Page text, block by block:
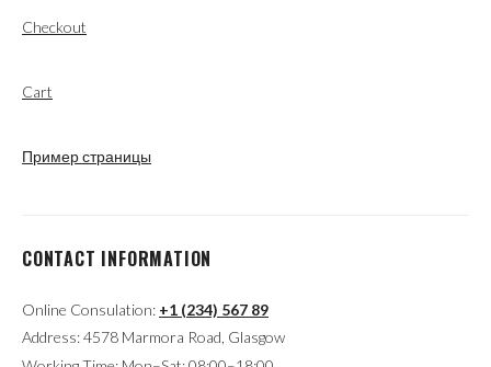
Checkout
Cart
Пример страницы
CONTACT INFORMATION
Online Consulation: +1 (234) 567 89
Address: 4578 Marmora Road, Glasgow